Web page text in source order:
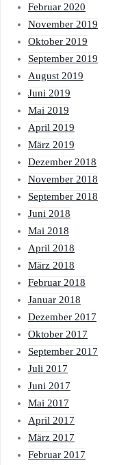
Februar 2020
November 2019
Oktober 2019
September 2019
August 2019
Juni 2019
Mai 2019
April 2019
März 2019
Dezember 2018
November 2018
September 2018
Juni 2018
Mai 2018
April 2018
März 2018
Februar 2018
Januar 2018
Dezember 2017
Oktober 2017
September 2017
Juli 2017
Juni 2017
Mai 2017
April 2017
März 2017
Februar 2017